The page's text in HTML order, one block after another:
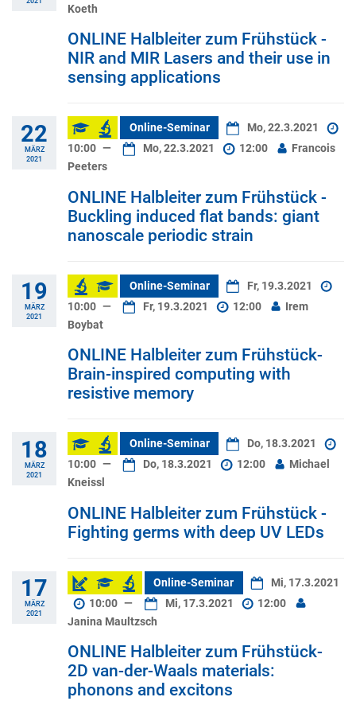
Koeth
ONLINE Halbleiter zum Frühstück -
NIR and MIR Lasers and their use in
sensing applications
22
MÄRZ
2021
Online-Seminar
Mo, 22.3.2021
10:00 — Mo, 22.3.2021 12:00
Francois
Peeters
ONLINE Halbleiter zum Frühstück -
Buckling induced flat bands: giant
nanoscale periodic strain
19
MÄRZ
2021
Online-Seminar
Fr, 19.3.2021
10:00 — Fr, 19.3.2021 12:00
Irem
Boybat
ONLINE Halbleiter zum Frühstück-
Brain-inspired computing with
resistive memory
18
MÄRZ
2021
Online-Seminar
Do, 18.3.2021
10:00 — Do, 18.3.2021 12:00
Michael
Kneissl
ONLINE Halbleiter zum Frühstück -
Fighting germs with deep UV LEDs
17
MÄRZ
2021
Online-Seminar
Mi, 17.3.2021
10:00 — Mi, 17.3.2021
12:00
Janina Maultzsch
ONLINE Halbleiter zum Frühstück-
2D van-der-Waals materials:
phonons and excitons